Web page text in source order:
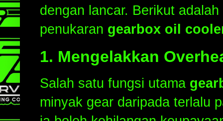
dengan lancar. Berikut
penukaran gearbox oil
1. Mengelakkan
Salah satu fungsi utama
minyak gear daripada terlalu